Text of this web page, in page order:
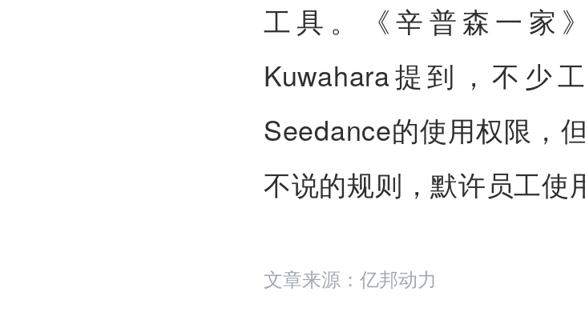
工具。《辛普森一家
Kuwahara提到，不少
Seedance的使用权限，
不说的规则，默许员工使
文章来源：亿邦动力